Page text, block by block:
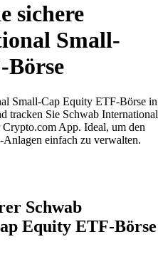
sichere
Small-
Small-Cap Equity ETF-Börse in
tracken Sie Schwab International
App. Ideal, um den
einfach zu verwalten.
Schwab
Equity ETF-Börse